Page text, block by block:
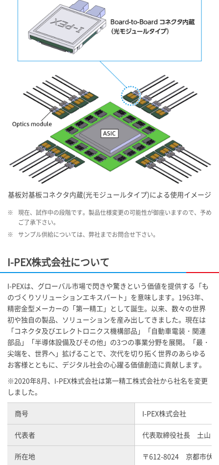
基板対基板コネクタ内蔵(光モジュールタイプ)による使用イメージ
※
現在、試作中の段階です。製品仕様変更の可能性が御座いますので、予め
ご了承下さい。
※
サンプル供給については、弊社までお問合せ下さい。
I-PEX株式会社について
I-PEXは、グローバル市場で閃きや驚きという価値を提供する「も
のづくりソリューションエキスパート」を意味します。1963年、
精密金型メーカーの「第一精工」として誕生。以来、数々の世界
初や独自の製品、ソリューションを産み出してきました。現在は
「コネクタ及びエレクトロニクス機構部品」「自動車電装・関連
部品」「半導体設備及びその他」の3つの事業分野を展開。「最・
尖端を、世界へ」拡げることで、次代を切り拓く世界のあらゆる
お客様とともに、デジタル社会の心躍る価値創造に貢献します。
※2020年8月、 I-PEX株式会社は第一精工株式会社から社名を変更
しました。
商号 I-PEX株式会社
代表者 代表取締役社長 土山
所在地 〒612-8024 京都市伏